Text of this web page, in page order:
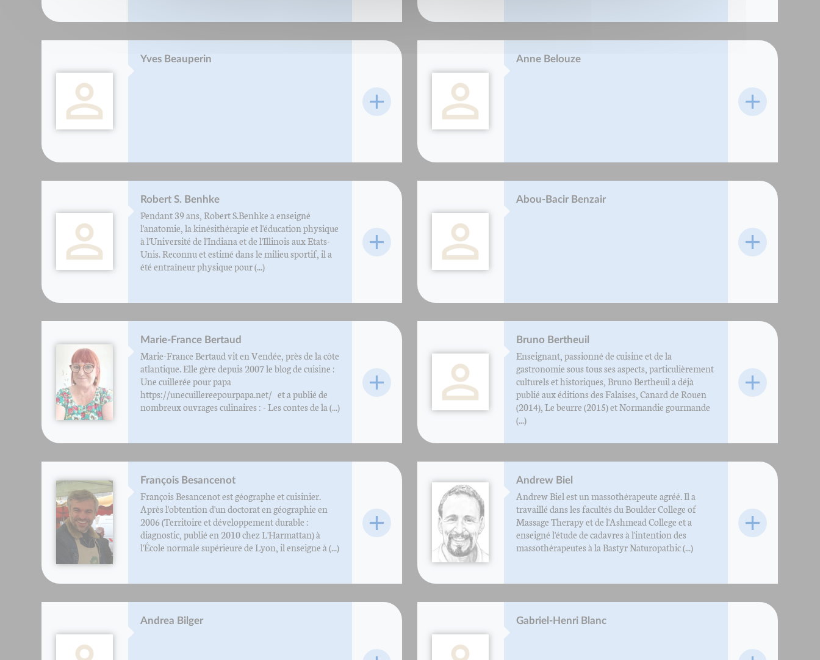
Yves Beauperin Anne Belouze
Robert S. Benhke
Pendant 39 ans, Robert S.Benhke a enseigné
l'anatomie, la kinésithérapie et l'éducation physique
à l'Université de l'Indiana et de l'Illinois aux Etats-
Unis. Reconnu et estimé dans le milieu sportif, il a
été entraîneur physique pour (...)
Abou-Bacir Benzair
Marie-France Bertaud
Marie-France Bertaud vit en Vendée, près de la côte
atlantique. Elle gère depuis 2007 le blog de cuisine :
Une cuillerée pour papa
https://unecuillereepourpapa.net/ et a publié de
nombreux ouvrages culinaires : - Les contes de la (...)
Bruno Bertheuil
Enseignant, passionné de cuisine et de la
gastronomie sous tous ses aspects, particulièrement
culturels et historiques, Bruno Bertheuil a déjà
publié aux éditions des Falaises, Canard de Rouen
(2014), Le beurre (2015) et Normandie gourmande
(...)
François Besancenot
François Besancenot est géographe et cuisinier.
Après l'obtention d'un doctorat en géographie en
2006 (Territoire et développement durable :
diagnostic, publié en 2010 chez L'Harmattan) à
l'École normale supérieure de Lyon, il enseigne à (...)
Andrew Biel
Andrew Biel est un massothérapeute agréé. Il a
travaillé dans les facultés du Boulder College of
Massage Therapy et de l'Ashmead College et a
enseigné l'étude de cadavres à l'intention des
massothérapeutes à la Bastyr Naturopathic (...)
Andrea Bilger Gabriel-Henri Blanc